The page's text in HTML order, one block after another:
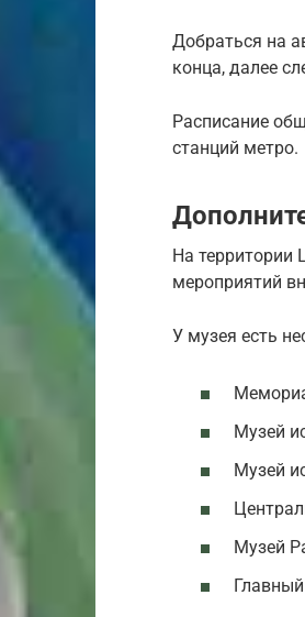
Добраться на
конца, далее
Расписание
станций метро.
На территории
мероприятий
У музея есть
Музей
Музей
Музей